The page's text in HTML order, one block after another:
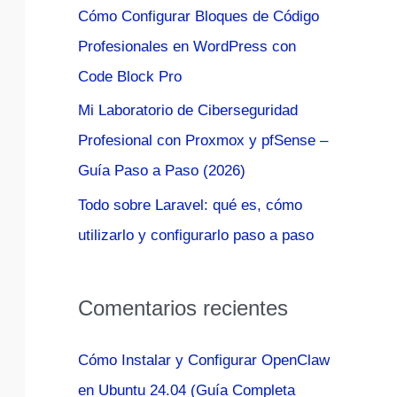
:
Cómo Configurar Bloques de Código
Profesionales en WordPress con
Code Block Pro
Mi Laboratorio de Ciberseguridad
Profesional con Proxmox y pfSense –
Guía Paso a Paso (2026)
Todo sobre Laravel: qué es, cómo
utilizarlo y configurarlo paso a paso
Comentarios recientes
Cómo Instalar y Configurar OpenClaw
en Ubuntu 24.04 (Guía Completa